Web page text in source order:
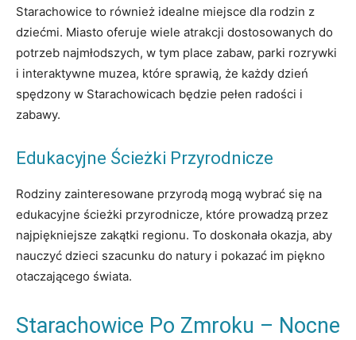
Starachowice to również idealne miejsce dla rodzin z
dziećmi. Miasto oferuje wiele atrakcji dostosowanych do
potrzeb najmłodszych, w tym place zabaw, parki rozrywki
i interaktywne muzea, które sprawią, że każdy dzień
spędzony w Starachowicach będzie pełen radości i
zabawy.
Edukacyjne Ścieżki Przyrodnicze
Rodziny zainteresowane przyrodą mogą wybrać się na
edukacyjne ścieżki przyrodnicze, które prowadzą przez
najpiękniejsze zakątki regionu. To doskonała okazja, aby
nauczyć dzieci szacunku do natury i pokazać im piękno
otaczającego świata.
Starachowice Po Zmroku – Nocne